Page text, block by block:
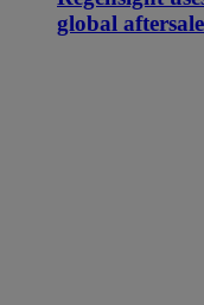
global